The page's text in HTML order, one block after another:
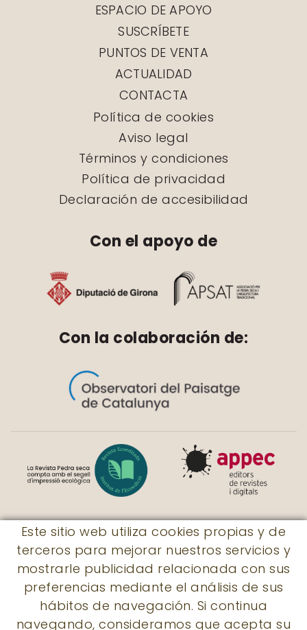
ESPACIO DE APOYO
SUSCRÍBETE
PUNTOS DE VENTA
ACTUALIDAD
CONTACTA
Política de cookies
Aviso legal
Términos y condiciones
Política de privacidad
Declaración de accesibilidad
Con el apoyo de
Con la colaboración de:
© Revista Pedra seca
| Rossaleta, 7 17730 - Llers |
subscripcions@revistapedraseca.cat
|
605 931 056
Este sitio web utiliza cookies propias y de
terceros para mejorar nuestros servicios y
mostrarle publicidad relacionada con sus
preferencias mediante el análisis de sus
hábitos de navegación. Si continua
navegando, consideramos que acepta su